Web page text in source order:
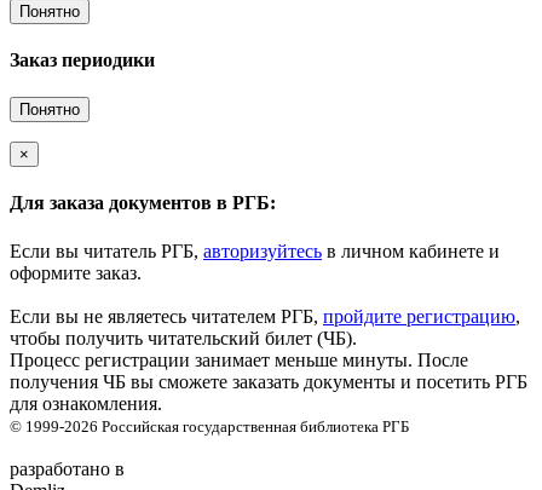
Понятно
Заказ периодики
Понятно
×
Для заказа документов в РГБ:
Если вы читатель РГБ, авторизуйтесь в личном кабинете и
оформите заказ.
Если вы не являетесь читателем РГБ, пройдите регистрацию,
чтобы получить читательский билет (ЧБ).
Процесс регистрации занимает меньше минуты. После
получения ЧБ вы сможете заказать документы и посетить РГБ
для ознакомления.
© 1999-2026 Российская государственная библиотека РГБ
разработано в